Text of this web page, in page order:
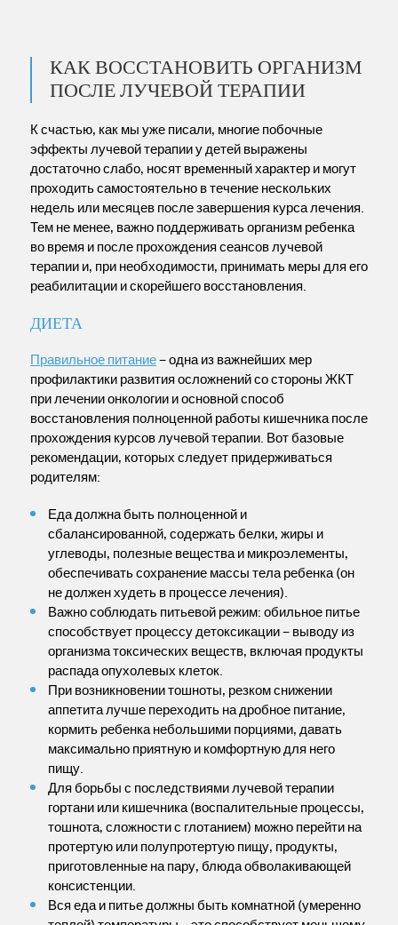
КАК ВОССТАНОВИТЬ ОРГАНИЗМ
ПОСЛЕ ЛУЧЕВОЙ ТЕРАПИИ
К счастью, как мы уже писали, многие побочные
эффекты лучевой терапии у детей выражены
достаточно слабо, носят временный характер и могут
проходить самостоятельно в течение нескольких
недель или месяцев после завершения курса лечения.
Тем не менее, важно поддерживать организм ребенка
во время и после прохождения сеансов лучевой
терапии и, при необходимости, принимать меры для его
реабилитации и скорейшего восстановления.
ДИЕТА
Правильное питание– одна из важнейших мер
профилактики развития осложнений со стороны ЖКТ
при лечении онкологии и основной способ
восстановления полноценной работы кишечника после
прохождения курсов лучевой терапии. Вот базовые
рекомендации, которых следует придерживаться
родителям:
Еда должна быть полноценной и
сбалансированной, содержать белки, жиры и
углеводы, полезные вещества и микроэлементы,
обеспечивать сохранение массы тела ребенка (он
не должен худеть в процессе лечения).
Важно соблюдать питьевой режим: обильное питье
способствует процессу детоксикации – выводу из
организма токсических веществ, включая продукты
распада опухолевых клеток.
При возникновении тошноты, резком снижении
аппетита лучше переходить на дробное питание,
кормить ребенка небольшими порциями, давать
максимально приятную и комфортную для него
пищу.
Для борьбы с последствиями лучевой терапии
гортани или кишечника (воспалительные процессы,
тошнота, сложности с глотанием) можно перейти на
протертую или полупротертую пищу, продукты,
приготовленные на пару, блюда обволакивающей
консистенции.
Вся еда и питье должны быть комнатной (умеренно